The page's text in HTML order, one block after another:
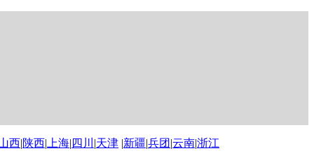
西|陕西| 上海| 四川 |天津 |新疆|兵团 |云南|浙江